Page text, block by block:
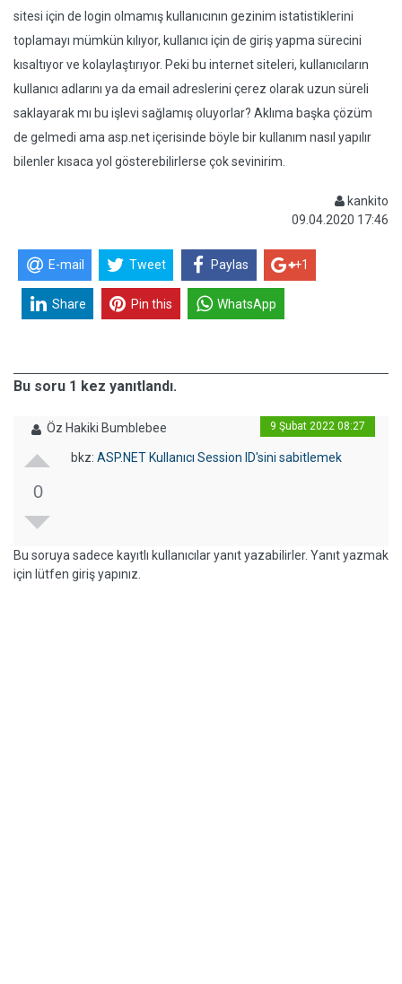
sitesi için de login olmamış kullanıcının gezinim istatistiklerini
toplamayı mümkün kılıyor, kullanıcı için de giriş yapma sürecini
kısaltıyor ve kolaylaştırıyor. Peki bu internet siteleri, kullanıcıların
kullanıcı adlarını ya da email adreslerini çerez olarak uzun süreli
saklayarak mı bu işlevi sağlamış oluyorlar? Aklıma başka çözüm
de gelmedi ama asp.net içerisinde böyle bir kullanım nasıl yapılır
bilenler kısaca yol gösterebilirlerse çok sevinirim.
kankito
09.04.2020 17:46
E-mail Tweet Paylas +1
Share Pin this WhatsApp
Bu soru 1 kez yanıtlandı.
Öz Hakiki Bumblebee 9 Şubat 2022 08:27
0
bkz: ASP.NET Kullanıcı Session ID'sini sabitlemek
Bu soruya sadece kayıtlı kullanıcılar yanıt yazabilirler. Yanıt yazmak
için lütfen giriş yapınız.